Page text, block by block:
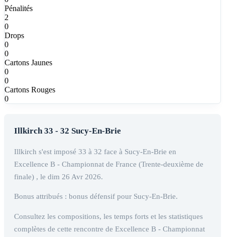
Pénalités
2
0
Drops
0
0
Cartons Jaunes
0
0
Cartons Rouges
0
Illkirch 33 - 32 Sucy-En-Brie
Illkirch s'est imposé 33 à 32 face à Sucy-En-Brie en
Excellence B - Championnat de France (Trente-deuxième de
finale) , le dim 26 Avr 2026.
Bonus attribués : bonus défensif pour Sucy-En-Brie.
Consultez les compositions, les temps forts et les statistiques
complètes de cette rencontre de Excellence B - Championnat